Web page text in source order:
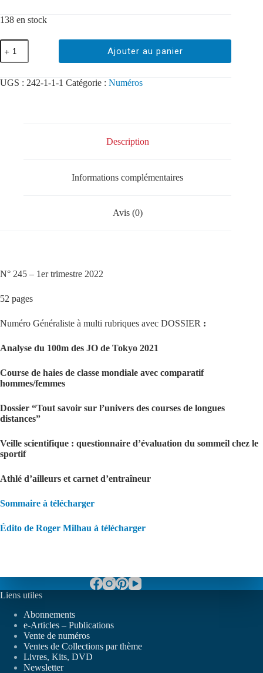
138 en stock
Ajouter au panier
UGS : 242-1-1-1 Catégorie : Numéros
Description
Informations complémentaires
Avis (0)
N° 245 – 1er trimestre 2022
52 pages
Numéro Généraliste à multi rubriques avec DOSSIER :
Analyse du 100m des JO de Tokyo 2021
Course de haies de classe mondiale avec comparatif
hommes/femmes
Dossier “Tout savoir sur l’univers des courses de longues
distances”
Veille scientifique : questionnaire d’évaluation du sommeil chez le
sportif
Athlé d’ailleurs et carnet d’entraîneur
Sommaire à télécharger
Édito de Roger Milhau à télécharger
Liens utiles
Abonnements
e-Articles – Publications
Vente de numéros
Ventes de Collections par thème
Livres, Kits, DVD
Newsletter